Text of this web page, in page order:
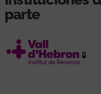
parte